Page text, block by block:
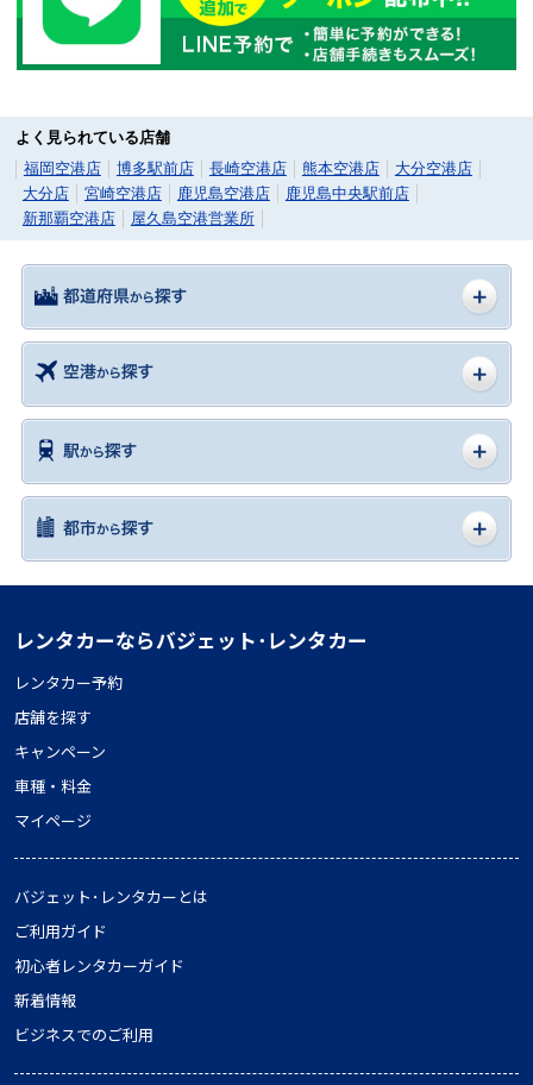
よく見られている店舗
福岡空港店
博多駅前店 長崎空港店 熊本空港店
大分空港店
大分店
宮崎空港店 鹿児島空港店
鹿児島中央駅前店
新那覇空港店
屋久島空港営業所
レンタカーならバジェット･レンタカー
レンタカー予約
店舗を探す
キャンペーン
車種・料金
マイページ
バジェット･レンタカーとは
ご利用ガイド
初心者レンタカーガイド
新着情報
ビジネスでのご利用